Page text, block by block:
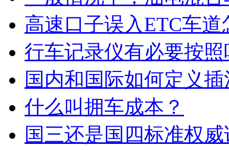
高速口子误入ETC车道
行车记录仪有必要按照
国内和国际如何定义
什么叫拥车成本？
国三还是国四标准权